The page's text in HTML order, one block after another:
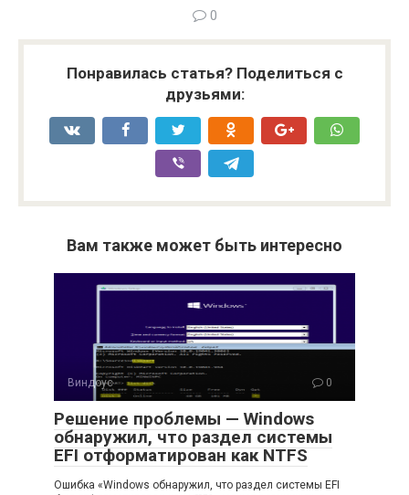
0
Понравилась статья? Поделиться с
друзьями:
Вам также может быть интересно
Виндоус 0
Решение проблемы — Windows
обнаружил, что раздел системы
EFI отформатирован как NTFS
Ошибка «Windows обнаружил, что раздел системы EFI